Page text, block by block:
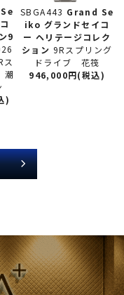
9
ス
潮
)
SBGA443 Grand Se
iko グランドセイコ
ー ヘリテージコレク
ション 9Rスプリング
ドライブ 花筏
946,000円(税込)